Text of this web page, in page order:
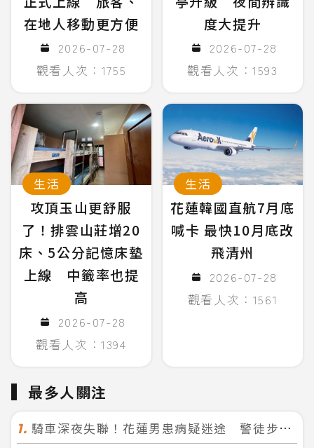
在地人移動更方便
2026-07-28
觀看人次：1755
度大提升
2026-07-28
觀看人次：1593
生活
攻頂玉山更舒服
了！排雲山莊增20
床、5公分記憶床墊
上線 中籤率也提
高
2026-07-28
觀看人次：1394
生活
花蓮韓國直航7月底
喊卡 最快10月底改
飛清州
2026-07-28
觀看人次：1561
最多人關注
1. 騎車深夜失聯！花蓮男患病疑迷途 警徒步百米急尋救回一命